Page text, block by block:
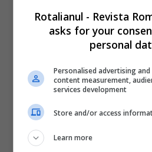
Rotalianul - Revista
asks for your
personal
Personalised advertising
content measurement,
services development
Store and/or access
Learn more